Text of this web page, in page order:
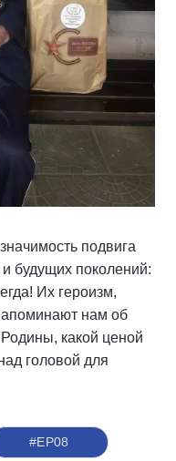
подвига
будущих поколений:
Их героизм,
нам об
какой ценой
головой для
#ЕР08